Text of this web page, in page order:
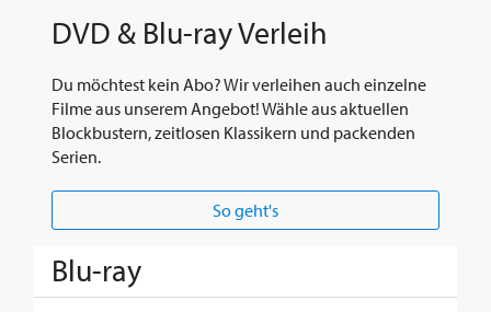
DVD & Blu-ray Verleih
Du möchtest kein Abo? Wir verleihen auch einzelne
Filme aus unserem Angebot! Wähle aus aktuellen
Blockbustern, zeitlosen Klassikern und packenden
Serien.
So geht's
Blu-ray